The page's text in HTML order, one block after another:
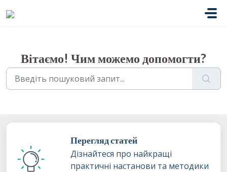
Вітаємо! Чим можемо допомогти?
Перегляд статей
Дізнайтеся про найкращі
практичні настанови та методики